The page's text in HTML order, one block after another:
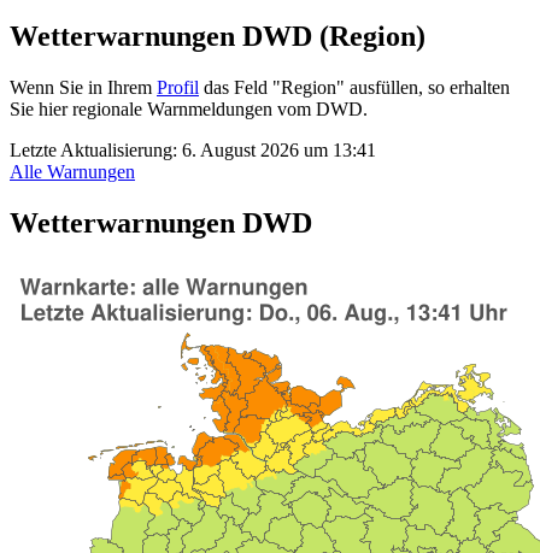
Wetterwarnungen DWD (Region)
Wenn Sie in Ihrem Profil das Feld "Region" ausfüllen, so erhalten
Sie hier regionale Warnmeldungen vom DWD.
Letzte Aktualisierung: 6. August 2026 um 13:41
Alle Warnungen
Wetterwarnungen DWD